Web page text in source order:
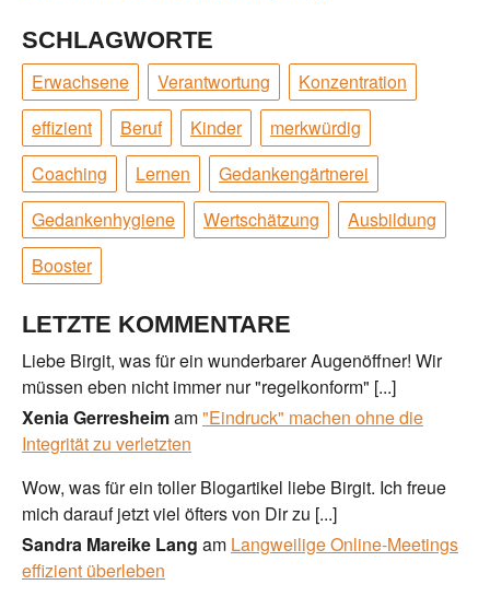
SCHLAGWORTE
Erwachsene Verantwortung
Konzentration
effizient
Beruf Kinder
merkwürdig
Coaching
Lernen
Gedankengärtnerei
Gedankenhygiene
Wertschätzung
Ausbildung
Booster
LETZTE KOMMENTARE
Liebe Birgit, was für ein wunderbarer Augenöffner! Wir
müssen eben nicht immer nur "regelkonform" [...]
Xenia Gerresheimam"Eindruck" machen ohne die
Integrität zu verletzten
Wow, was für ein toller Blogartikel liebe Birgit. Ich freue
mich darauf jetzt viel öfters von Dir zu [...]
Sandra Mareike Lang am Langweilige Online-Meetings
effizient überleben